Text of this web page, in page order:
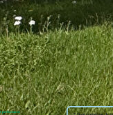
du vendeur
Nous contacter